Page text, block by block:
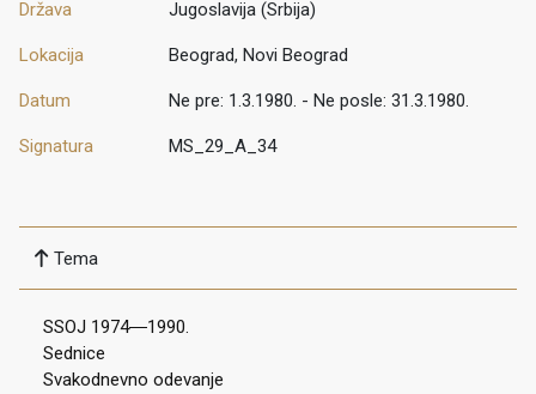
Država Jugoslavija (Srbija)
Lokacija Beograd, Novi Beograd
Datum Ne pre: 1.3.1980. - Ne posle: 31.3.1980.
Signatura MS_29_A_34
Tema
SSOJ 1974―1990.
Sednice
Svakodnevno odevanje